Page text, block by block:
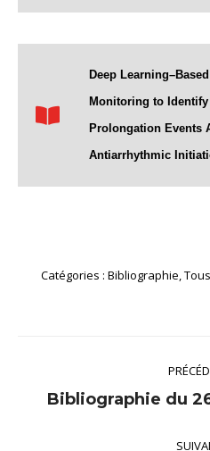
Deep
Monitoring to
Prolongation Events
Antiarrhythmic
Catégories : Bibliographie,
:
Bibliographie du